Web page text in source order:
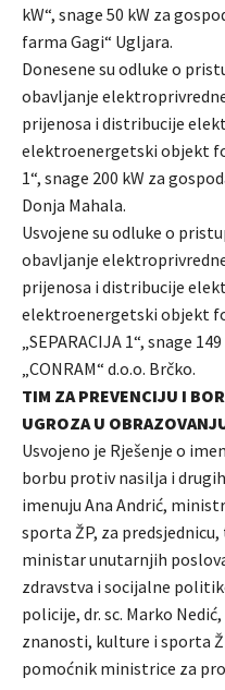
kW“, snage 50 kW za
farma Gagi“ Ugljara.
Donesene su odluke o
obavljanje
prijenosa i distribucije
elektroenergetski objekt
1“, snage 200 kW za
Donja Mahala.
Usvojene su odluke o
obavljanje
prijenosa i distribucije
elektroenergetski objekt
„SEPARACIJA 1“, snage
„CONRAM“ d.o.o. Brčko.
TIM ZA PREVENCIJU I
UGROZA U
Usvojeno je Rješenje o
borbu protiv nasilja i
imenuju Ana Andrić,
sporta ŽP, za
ministar unutarnjih
zdravstva i socijalne
policije, dr. sc. Marko
znanosti, kulture i sporta
pomoćnik ministrice za